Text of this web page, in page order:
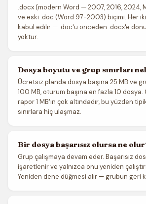
.docx (modern Word — 2007, 2016, 2024,
ve eski .doc (Word 97-2003) biçimi. Her
kabul edilir — .doc'u önceden .docx'e
yoktur.
Dosya boyutu ve grup sınırları
Ücretsiz planda dosya başına 25 MB ve
100 MB, oturum başına en fazla 10 dosya.
rapor 1 MB'ın çok altındadır, bu yüzden
sınırlara hiç ulaşmaz.
Bir dosya başarısız olursa ne
Grup çalışmaya devam eder. Başarısız
işaretlenir ve yalnızca onu yeniden
Yeniden dene düğmesi alır — grubun geri